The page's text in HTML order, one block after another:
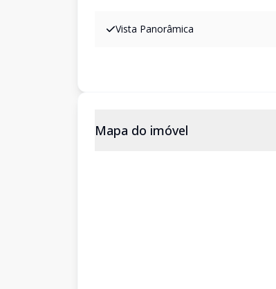
Vista Panorâmica
Mapa do imóvel